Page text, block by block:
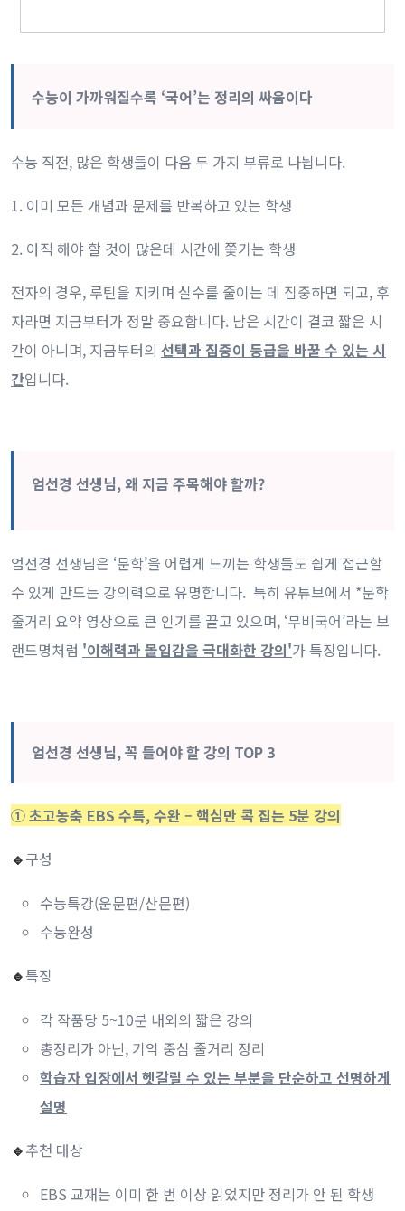
수능이 가까워질수록 ‘국어’는 정리의 싸움이다
수능 직전, 많은 학생들이 다음 두 가지 부류로 나뉩니다.
1. 이미 모든 개념과 문제를 반복하고 있는 학생
2. 아직 해야 할 것이 많은데 시간에 쫓기는 학생
전자의 경우, 루틴을 지키며 실수를 줄이는 데 집중하면 되고, 후
자라면 지금부터가 정말 중요합니다. 남은 시간이 결코 짧은 시
간이 아니며, 지금부터의 선택과 집중이 등급을 바꿀 수 있는 시
간입니다.
엄선경 선생님, 왜 지금 주목해야 할까?
엄선경 선생님은 ‘문학’을 어렵게 느끼는 학생들도 쉽게 접근할
수 있게 만드는 강의력으로 유명합니다. 특히 유튜브에서 *문학
줄거리 요약 영상으로 큰 인기를 끌고 있으며, ‘무비국어’라는 브
랜드명처럼 '이해력과 몰입감을 극대화한 강의'가 특징입니다.
엄선경 선생님,꼭 들어야 할 강의 TOP 3
① 초고농축 EBS 수특, 수완 – 핵심만 콕 집는 5분 강의
🔹 구성
수능특강(운문편/산문편)
수능완성
🔹 특징
각 작품당 5~10분 내외의 짧은 강의
총정리가 아닌, 기억 중심 줄거리 정리
학습자 입장에서 헷갈릴 수 있는 부분을 단순하고 선명하게
설명
🔹 추천 대상
EBS 교재는 이미 한 번 이상 읽었지만 정리가 안 된 학생